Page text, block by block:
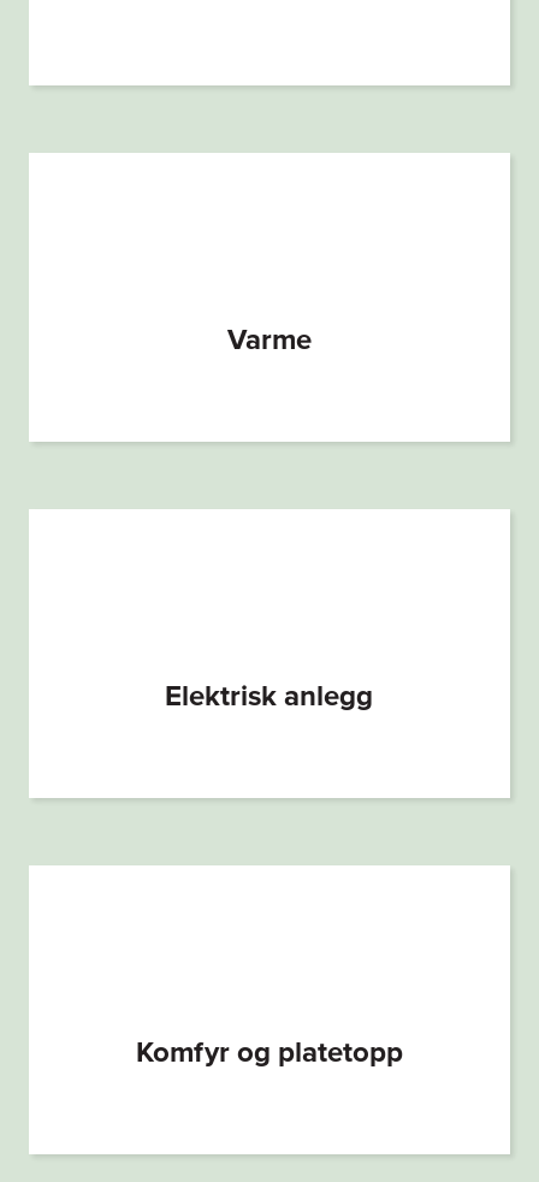
Varme
Elektrisk anlegg
Komfyr og platetopp